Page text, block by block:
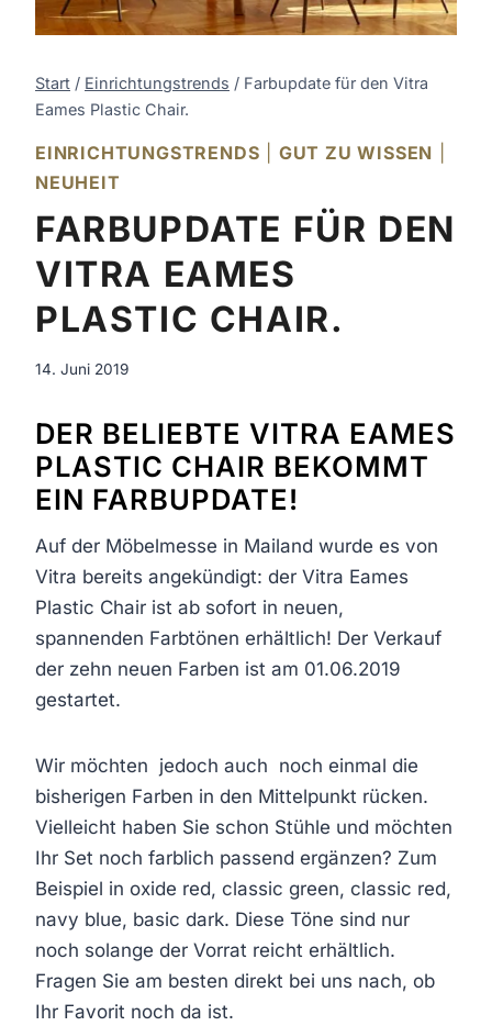
Start / Einrichtungstrends / Farbupdate für den Vitra
Eames Plastic Chair.
EINRICHTUNGSTRENDS GUT ZU WISSEN
NEUHEIT
FARBUPDATE FÜR DEN
VITRA EAMES
PLASTIC CHAIR.
14. Juni 2019
DER BELIEBTE VITRA EAMES
PLASTIC CHAIR BEKOMMT
EIN FARBUPDATE!
Auf der Möbelmesse in Mailand wurde es von
Vitra bereits angekündigt: der Vitra Eames
Plastic Chair ist ab sofort in neuen,
spannenden Farbtönen erhältlich! Der Verkauf
der zehn neuen Farben ist am 01.06.2019
gestartet.
Wir möchten jedoch auch noch einmal die
bisherigen Farben in den Mittelpunkt rücken.
Vielleicht haben Sie schon Stühle und möchten
Ihr Set noch farblich passend ergänzen? Zum
Beispiel in oxide red, classic green, classic red,
navy blue, basic dark. Diese Töne sind nur
noch solange der Vorrat reicht erhältlich.
Fragen Sie am besten direkt bei uns nach, ob
Ihr Favorit noch da ist.